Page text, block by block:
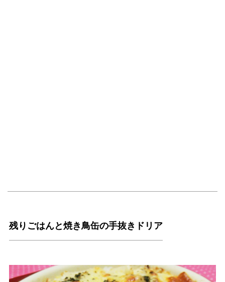
残りごはんと焼き鳥缶の手抜きドリア